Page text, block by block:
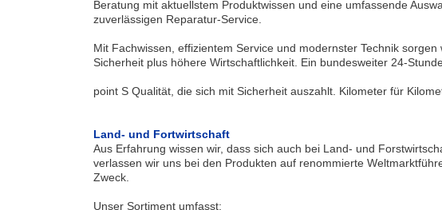
Beratung mit aktuellstem Produktwissen und eine umfassende
zuverlässigen Reparatur-Service.
Mit Fachwissen, effizientem Service und modernster Technik
Sicherheit plus höhere Wirtschaftlichkeit. Ein bundesweiter 24-
point S Qualität, die sich mit Sicherheit auszahlt. Kilometer für
Land- und Fortwirtschaft
Aus Erfahrung wissen wir, dass sich auch bei Land- und
verlassen wir uns bei den Produkten auf renommierte
Zweck.
Unser Sortiment umfasst: